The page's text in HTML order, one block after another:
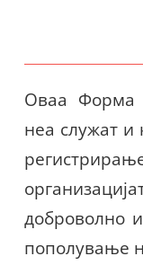
Оваа Форма
неа служат и
доброволно
пополување